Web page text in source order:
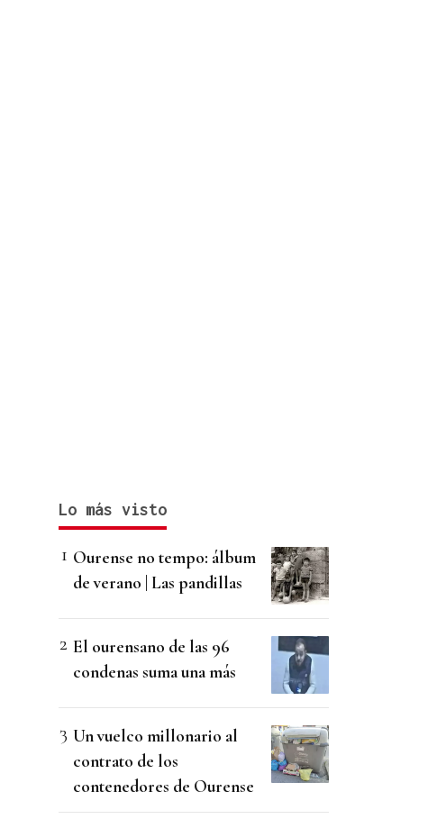
Lo más visto
Ourense no tempo: álbum
de verano | Las pandillas
El ourensano de las 96
condenas suma una más
Un vuelco millonario al
contrato de los
contenedores de Ourense